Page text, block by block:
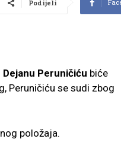
Podijeli
Dejanu Peruničiću biće
Peruničiću se sudi zbog
položaja.